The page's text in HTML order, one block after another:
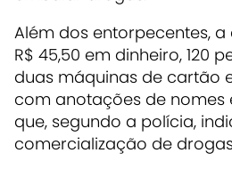
Além dos entorpecentes,
R$ 45,50 em dinheiro, 120
duas máquinas de cartão
com anotações de nomes
que, segundo a polícia,
comercialização de